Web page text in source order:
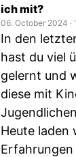
ich mit?
06. October 2024 ‧
In den
hast du viel
gelernt und
diese mit
Heute laden